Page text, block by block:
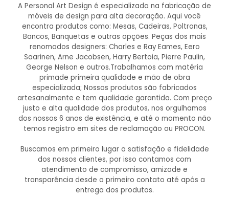
A Personal Art Design é especializada na fabricação de
móveis de design para alta decoração. Aqui você
encontra produtos como: Mesas, Cadeiras, Poltronas,
Bancos, Banquetas e outras opções. Peças dos mais
renomados designers: Charles e Ray Eames, Eero
Saarinen, Arne Jacobsen, Harry Bertoia, Pierre Paulin,
George Nelson e outros.Trabalhamos com matéria
primade primeira qualidade e mão de obra
especializada; Nossos produtos são fabricados
artesanalmente e tem qualidade garantida. Com preço
justo e alta qualidade dos produtos, nos orgulhamos
dos nossos 6 anos de existência, e até o momento não
temos registro em sites de reclamação ou PROCON.
Buscamos em primeiro lugar a satisfação e fidelidade
dos nossos clientes, por isso contamos com
atendimento de compromisso, amizade e
transparência desde o primeiro contato até após a
entrega dos produtos.